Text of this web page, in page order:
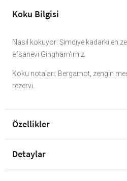
Koku Bilgisi
Nasıl kokuyor: Şimdiye kadarki en
efsanevi Gingham'ımız.
Koku notaları: Bergamot, zengin
rezervi.
Özellikler
Detaylar